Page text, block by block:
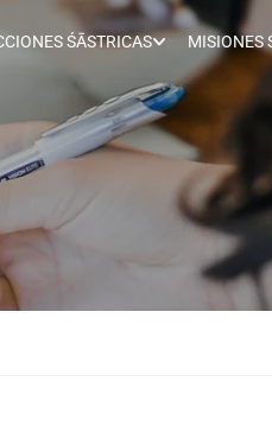
ŚĀSTRICAS MISIONES